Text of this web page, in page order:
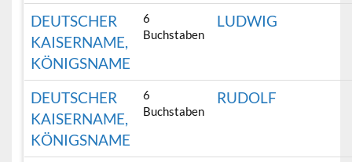
DEUTSCHER
KAISERNAME,
KÖNIGSNAME
6
Buchstaben
LUDWIG
DEUTSCHER
KAISERNAME,
KÖNIGSNAME
6
Buchstaben
RUDOLF